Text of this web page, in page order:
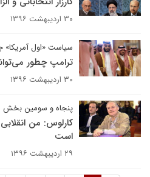
۳۰ اردیبهشت ۱۳۹۶
سیاست «اول آمریکا»
ترامپ چطور
۳۰ اردیبهشت ۱۳۹۶
پنجاه و سومین بخش
کارلوس: من
است
۲۹ اردیبهشت ۱۳۹۶